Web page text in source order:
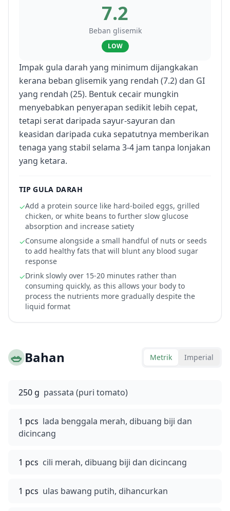
7.2
Beban glisemik
LOW
Impak gula darah yang minimum dijangkakan
kerana beban glisemik yang rendah (7.2) dan GI
yang rendah (25). Bentuk cecair mungkin
menyebabkan penyerapan sedikit lebih cepat,
tetapi serat daripada sayur-sayuran dan
keasidan daripada cuka sepatutnya memberikan
tenaga yang stabil selama 3-4 jam tanpa lonjakan
yang ketara.
TIP GULA DARAH
✓Add a protein source like hard-boiled eggs, grilled
chicken, or white beans to further slow glucose
absorption and increase satiety
✓Consume alongside a small handful of nuts or seeds
to add healthy fats that will blunt any blood sugar
response
✓Drink slowly over 15-20 minutes rather than
consuming quickly, as this allows your body to
process the nutrients more gradually despite the
liquid format
🥗Bahan Metrik Imperial
250 g passata (puri tomato)
1 pcs lada benggala merah, dibuang biji dan
dicincang
1 pcs cili merah, dibuang biji dan dicincang
1 pcs ulas bawang putih, dihancurkan